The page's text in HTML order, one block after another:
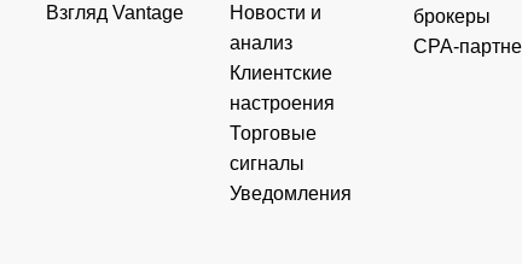
Взгляд Vantage
Новости и
анализ
Клиентские
настроения
Торговые
сигналы
Уведомления
брокеры
CPA-